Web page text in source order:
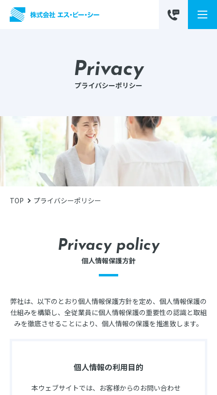
privacy
プライバシーポリシー
TOP プライバシーポリシー
Privacy policy
個人情報保護方針
弊社は、以下のとおり個人情報保護方針を定め、個人情報保護の
仕組みを構築し、全従業員に個人情報保護の重要性の認識と取組
みを徹底させることにより、個人情報の保護を推進致します。
個人情報の利用目的
本ウェブサイトでは、お客様からのお問い合わせ